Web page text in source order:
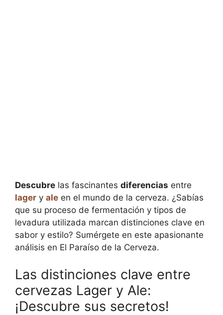
Descubre las fascinantes diferencias entre
lager y ale en el mundo de la cerveza. ¿Sabías
que su proceso de fermentación y tipos de
levadura utilizada marcan distinciones clave en
sabor y estilo? Sumérgete en este apasionante
análisis en El Paraíso de la Cerveza.
Las distinciones clave entre
cervezas Lager y Ale:
¡Descubre sus secretos!